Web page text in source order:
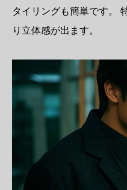
タイリングも簡単です。
り立体感が出ます。